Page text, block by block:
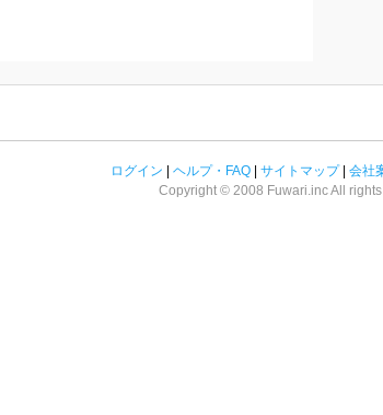
ログイン ヘルプ・FAQ| サイトマップ| 会社
Copyright © 2008 Fuwari.inc All